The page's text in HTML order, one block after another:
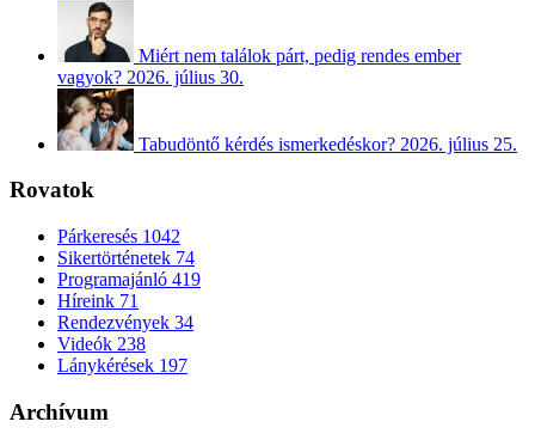
Miért nem találok párt, pedig rendes ember
vagyok? 2026. július 30.
Tabudöntő kérdés ismerkedéskor? 2026. július 25.
Rovatok
Párkeresés 1042
Sikertörténetek 74
Programajánló 419
Híreink 71
Rendezvények 34
Videók 238
Lánykérések 197
Archívum